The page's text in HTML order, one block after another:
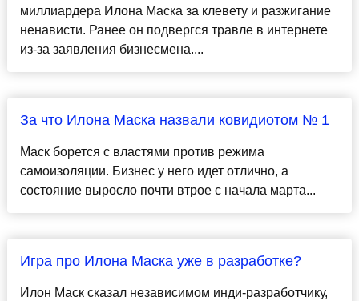
миллиардера Илона Маска за клевету и разжигание
ненависти. Ранее он подвергся травле в интернете
из-за заявления бизнесмена....
За что Илона Маска назвали ковидиотом № 1
Маск борется с властями против режима
самоизоляции. Бизнес у него идет отлично, а
состояние выросло почти втрое с начала марта...
Игра про Илона Маска уже в разработке?
Илон Маск сказал независимом инди-разработчику,